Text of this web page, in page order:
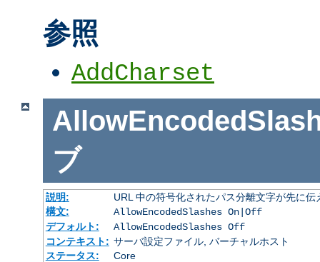
参照
AddCharset
ブ
説明:
URL 中の符号化されたパス分離文字が先に
構文:
AllowEncodedSlashes On|Off
デフォルト:
AllowEncodedSlashes Off
コンテキスト: サーバ設定ファイル, バーチャルホスト
ステータス:
Core